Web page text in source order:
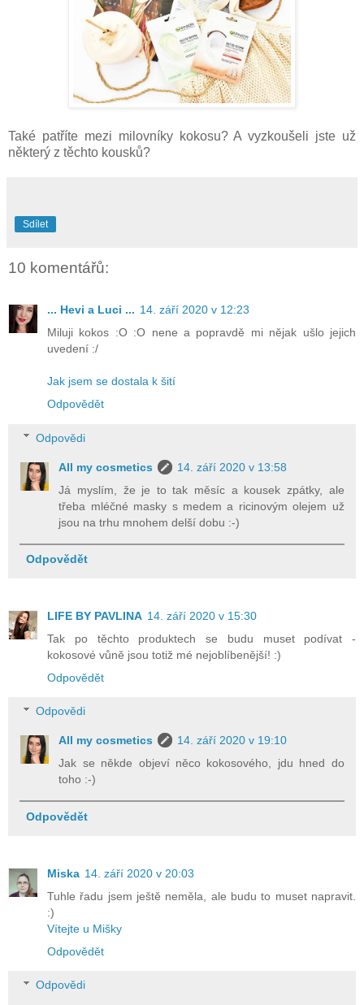
Také patříte mezi milovníky kokosu? A vyzkoušeli jste už
některý z těchto kousků?
Sdílet
10 komentářů:
... Hevi a Luci ... 14. září 2020 v 12:23
Miluji kokos :O :O nene a popravdě mi nějak ušlo jejich
uvedení :/
Jak jsem se dostala k šití
Odpovědět
Odpovědi
All my cosmetics
14. září 2020 v 13:58
Já myslím, že je to tak měsíc a kousek zpátky, ale
třeba mléčné masky s medem a ricinovým olejem už
jsou na trhu mnohem delší dobu :-)
Odpovědět
LIFE BY PAVLINA 14. září 2020 v 15:30
Tak po těchto produktech se budu muset podívat -
kokosové vůně jsou totiž mé nejoblíbenější! :)
Odpovědět
Odpovědi
All my cosmetics
14. září 2020 v 19:10
Jak se někde objeví něco kokosového, jdu hned do
toho :-)
Odpovědět
Miska 14. září 2020 v 20:03
Tuhle řadu jsem ještě neměla, ale budu to muset napravit.
:)
Vítejte u Mišky
Odpovědět
Odpovědi